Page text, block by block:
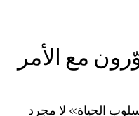
مع الأمر
الحياة» لا مجرد